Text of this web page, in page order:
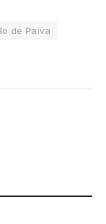
de Paiva